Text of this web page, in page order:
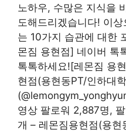
노하우, 수많은 지식을
도해드리겠습니다! 이
는 10가지 습관에 대한
몬짐 용현점] 네이버 톡
톡톡하세요![레몬짐 용
현점(용현동PT/인하대
영상 팔로워 2,887명,
개 – 레몬짐용현점(용